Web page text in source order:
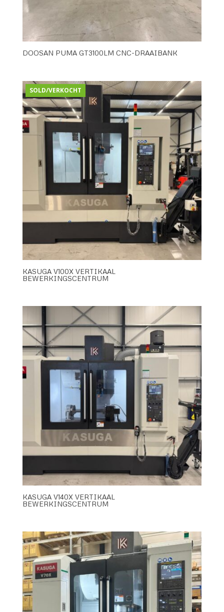
DOOSAN PUMA GT3100LM CNC-DRAAIBANK
SOLD/VERKOCHT
KASUGA V100X VERTIKAAL
BEWERKINGSCENTRUM
KASUGA V140X VERTIKAAL
BEWERKINGSCENTRUM